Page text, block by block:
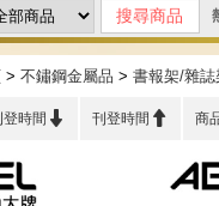
> 不鏽鋼金屬品 > 書報架/雜誌
登時間  刊登時間  商